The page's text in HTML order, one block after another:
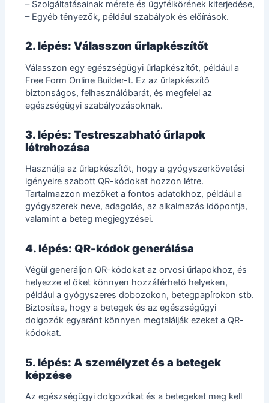
– Szolgáltatásainak mérete és ügyfélkörének kiterjedése,
– Egyéb tényezők, például szabályok és előírások.
2. lépés: Válasszon űrlapkészítőt
Válasszon egy egészségügyi űrlapkészítőt, például a
Free Form Online Builder-t. Ez az űrlapkészítő
biztonságos, felhasználóbarát, és megfelel az
egészségügyi szabályozásoknak.
3. lépés: Testreszabható űrlapok
létrehozása
Használja az űrlapkészítőt, hogy a gyógyszerkövetési
igényeire szabott QR-kódokat hozzon létre.
Tartalmazzon mezőket a fontos adatokhoz, például a
gyógyszerek neve, adagolás, az alkalmazás időpontja,
valamint a beteg megjegyzései.
4. lépés: QR-kódok generálása
Végül generáljon QR-kódokat az orvosi űrlapokhoz, és
helyezze el őket könnyen hozzáférhető helyeken,
például a gyógyszeres dobozokon, betegpapírokon stb.
Biztosítsa, hogy a betegek és az egészségügyi
dolgozók egyaránt könnyen megtalálják ezeket a QR-
kódokat.
5. lépés: A személyzet és a betegek
képzése
Az egészségügyi dolgozókat és a betegeket meg kell